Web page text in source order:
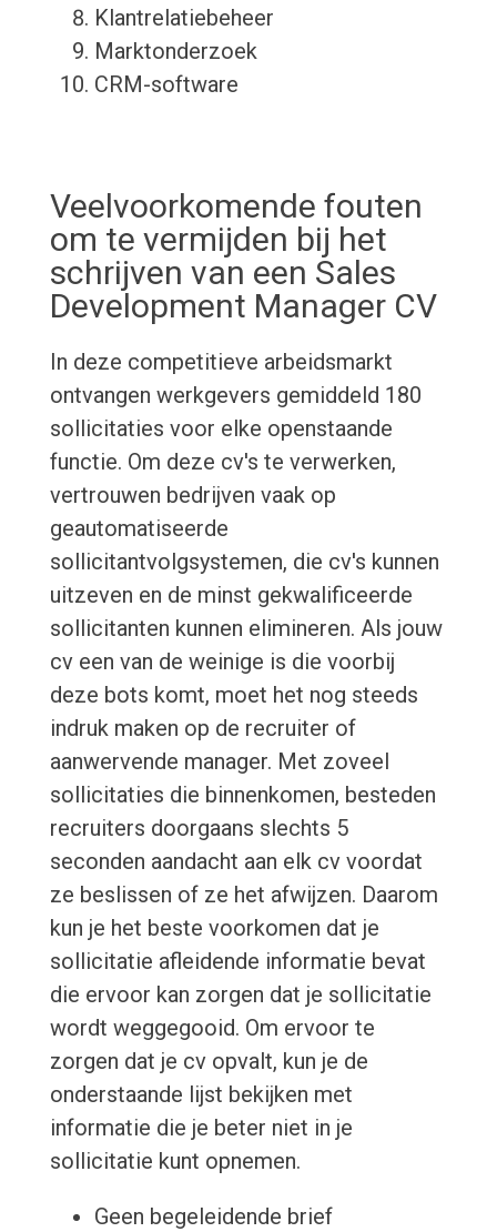
Klantrelatiebeheer
Marktonderzoek
CRM-software
Veelvoorkomende fouten
om te vermijden bij het
schrijven van een Sales
Development Manager CV
In deze competitieve arbeidsmarkt
ontvangen werkgevers gemiddeld 180
sollicitaties voor elke openstaande
functie. Om deze cv's te verwerken,
vertrouwen bedrijven vaak op
geautomatiseerde
sollicitantvolgsystemen, die cv's kunnen
uitzeven en de minst gekwalificeerde
sollicitanten kunnen elimineren. Als jouw
cv een van de weinige is die voorbij
deze bots komt, moet het nog steeds
indruk maken op de recruiter of
aanwervende manager. Met zoveel
sollicitaties die binnenkomen, besteden
recruiters doorgaans slechts 5
seconden aandacht aan elk cv voordat
ze beslissen of ze het afwijzen. Daarom
kun je het beste voorkomen dat je
sollicitatie afleidende informatie bevat
die ervoor kan zorgen dat je sollicitatie
wordt weggegooid. Om ervoor te
zorgen dat je cv opvalt, kun je de
onderstaande lijst bekijken met
informatie die je beter niet in je
sollicitatie kunt opnemen.
Geen begeleidende brief